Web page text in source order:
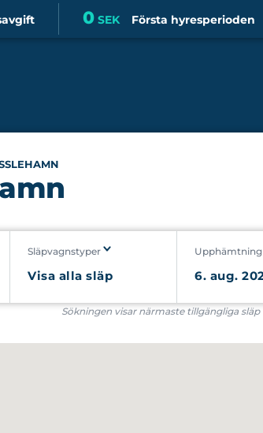
Första hyresperioden
0 SEK
Släpvagnstyper Upphämtning
Sökningen visar närmaste tillgängliga släp